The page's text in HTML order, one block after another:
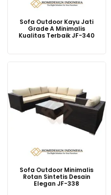
Sofa Outdoor Kayu Jati
Grade A Minimalis
Kualitas Terbaik JF-340
Sofa Outdoor Minimalis
Rotan Sintetis Desain
Elegan JF-338